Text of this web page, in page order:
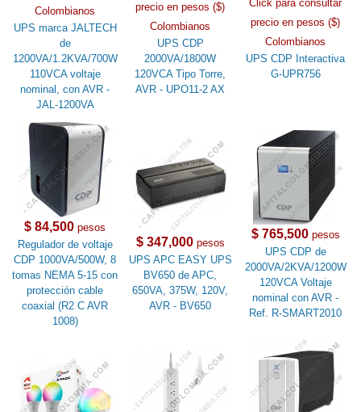
Colombianos
UPS marca JALTECH
de
1200VA/1.2KVA/700W
110VCA voltaje
nominal, con AVR -
JAL-1200VA
precio en pesos ($)
Colombianos
UPS CDP
2000VA/1800W
120VCA Tipo Torre,
AVR - UPO11-2 AX
Click para consultar
precio en pesos ($)
Colombianos
UPS CDP Interactiva
G-UPR756
$ 84,500 pesos
Regulador de voltaje
CDP 1000VA/500W, 8
tomas NEMA 5-15 con
protección cable
coaxial (R2 C AVR
1008)
$ 347,000pesos
UPS APC EASY UPS
BV650 de APC,
650VA, 375W, 120V,
AVR - BV650
$ 765,500pesos
UPS CDP de
2000VA/2KVA/1200W
120VCA Voltaje
nominal con AVR -
Ref. R-SMART2010